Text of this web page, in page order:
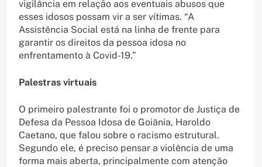
vigilância em relação aos eventuais abusos que
esses idosos possam vir a ser vítimas. “A
Assistência Social está na linha de frente para
garantir os direitos da pessoa idosa no
enfrentamento à Covid-19.”
Palestras virtuais
O primeiro palestrante foi o promotor de Justiça de
Defesa da Pessoa Idosa de Goiânia, Haroldo
Caetano, que falou sobre o racismo estrutural.
Segundo ele, é preciso pensar a violência de uma
forma mais aberta, principalmente com atenção